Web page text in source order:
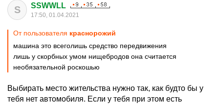
S SSWWLL
17:50, 01.04.2021
От пользователя краснорожий
машина это всеголишь средство передвижения
лишь у скорбных умом нищебродов она считается
необязательной роскошью
Выбирать место жительства нужно так, как будто бы у
тебя нет автомобиля. Если у тебя при этом есть